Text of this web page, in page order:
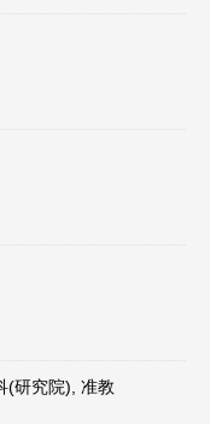
(研究院), 准教